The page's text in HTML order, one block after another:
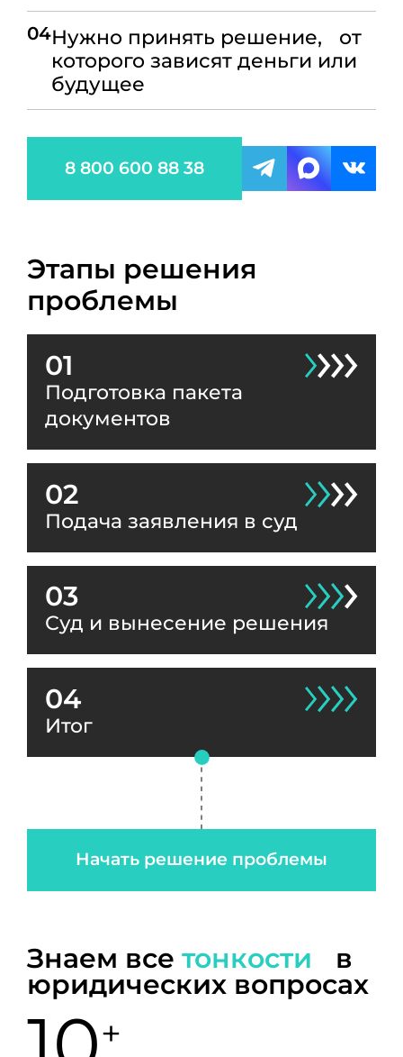
04Нужно принять решение, от
которого зависят деньги или
будущее
8 800 600 88 38
Этапы решения
проблемы
01
Подготовка пакета
документов
02
Подача заявления в суд
03
Суд и вынесение решения
04
Итог
Начать решение проблемы
Знаем все тонкости в
юридических вопросах
+